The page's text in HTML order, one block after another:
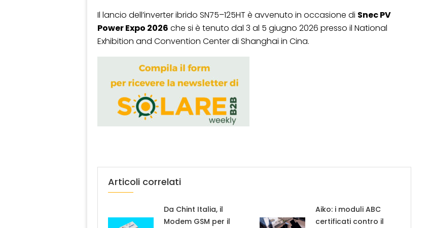
Il lancio dell’inverter ibrido SN75–125HT è avvenuto in occasione di Snec PV
Power Expo 2026 che si è tenuto dal 3 al 5 giugno 2026 presso il National
Exhibition and Convention Center di Shanghai in Cina.
Articoli correlati
Da Chint Italia, il
Modem GSM per il
Aiko: i moduli ABC
certificati contro il